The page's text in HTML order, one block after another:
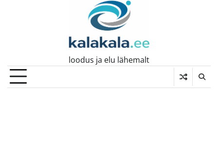
loodus ja elu lähemalt